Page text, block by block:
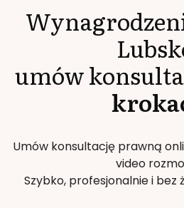
umów
Umów konsultację prawną
video
Szybko, profesjonalnie i bez